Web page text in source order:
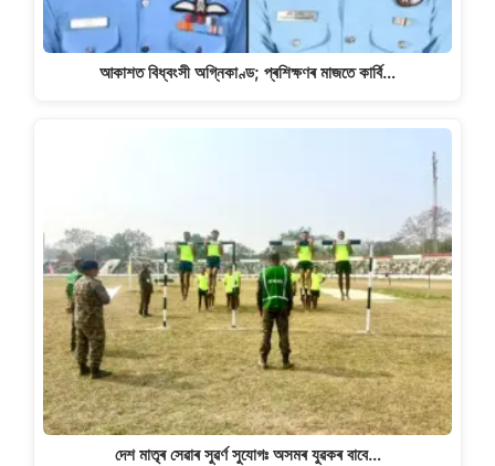
আকাশত বিধ্বংসী অগ্নিকাণ্ড; প্ৰশিক্ষণৰ মাজতে কাৰ্বি…
দেশ মাতৃৰ সেৱাৰ সুৱৰ্ণ সুযোগঃ অসমৰ যুৱকৰ বাবে…